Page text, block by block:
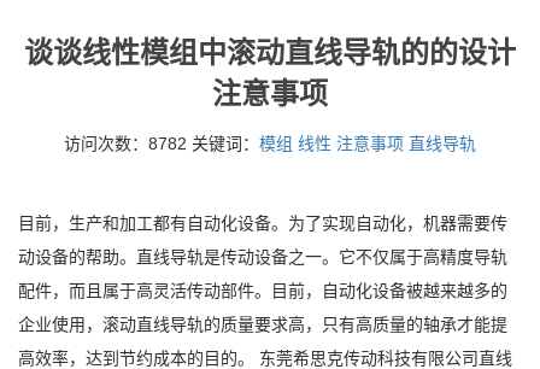
谈谈线性模组中滚动直线导轨的的设计
注意事项
访问次数：8782 关键词： 模组 线性 注意事项 直线导轨
目前，生产和加工都有自动化设备。为了实现自动化，机器需要传
动设备的帮助。直线导轨是传动设备之一。它不仅属于高精度导轨
配件，而且属于高灵活传动部件。目前，自动化设备被越来越多的
企业使用，滚动直线导轨的质量要求高，只有高质量的轴承才能提
高效率，达到节约成本的目的。 东莞希思克传动科技有限公司直线